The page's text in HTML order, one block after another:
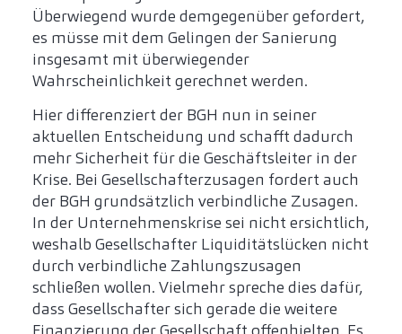
Überwiegend wurde demgegenüber gefordert,
es müsse mit dem Gelingen der Sanierung
insgesamt mit überwiegender
Wahrscheinlichkeit gerechnet werden.
Hier differenziert der BGH nun in seiner
aktuellen Entscheidung und schafft dadurch
mehr Sicherheit für die Geschäftsleiter in der
Krise. Bei Gesellschafterzusagen fordert auch
der BGH grundsätzlich verbindliche Zusagen.
In der Unternehmenskrise sei nicht ersichtlich,
weshalb Gesellschafter Liquiditätslücken nicht
durch verbindliche Zahlungszusagen
schließen wollen. Vielmehr spreche dies dafür,
dass Gesellschafter sich gerade die weitere